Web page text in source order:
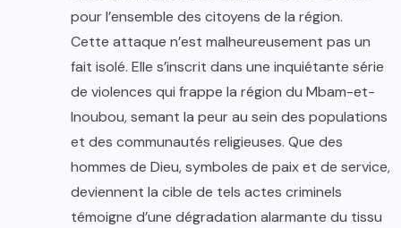
pour l’ensemble des citoyens de la région.
Cette attaque n’est malheureusement pas un
fait isolé. Elle s’inscrit dans une inquiétante série
de violences qui frappe la région du Mbam-et-
Inoubou, semant la peur au sein des populations
et des communautés religieuses. Que des
hommes de Dieu, symboles de paix et de service,
deviennent la cible de tels actes criminels
témoigne d’une dégradation alarmante du tissu